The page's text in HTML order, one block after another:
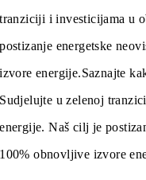
tranziciji i investicijama u
postizanje energetske
izvore energije.Saznajte
Sudjelujte u zelenoj
energije. Naš cilj je
100% obnovljive izvore